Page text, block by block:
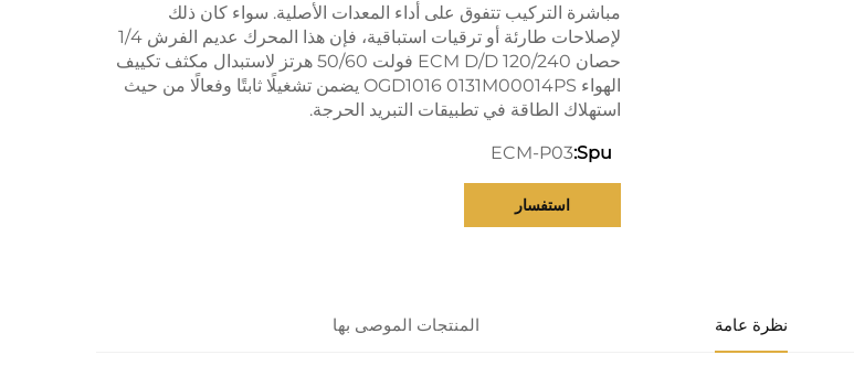
مباشرة التركيب تتفوق على أداء المعدات الأصلية. سواء كان ذلك
لإصلاحات طارئة أو ترقيات استباقية، فإن هذا المحرك عديم الفرش 1/4
حصان ECM D/D 120/240 فولت 50/60 هرتز لاستبدال مكثف تكييف
الهواء OGD1016 0131M00014PS يضمن تشغيلًا ثابتًا وفعالًا من حيث
استهلاك الطاقة في تطبيقات التبريد الحرجة.
Spu:
ECM-P03
استفسار
نظرة عامة المنتجات الموصى بها